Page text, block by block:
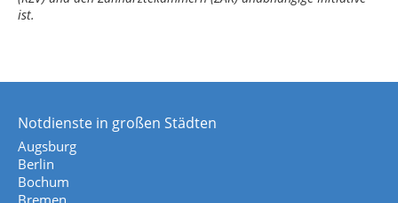
ist.
Notdienste in großen Städten
Augsburg
Berlin
Bochum
Bremen